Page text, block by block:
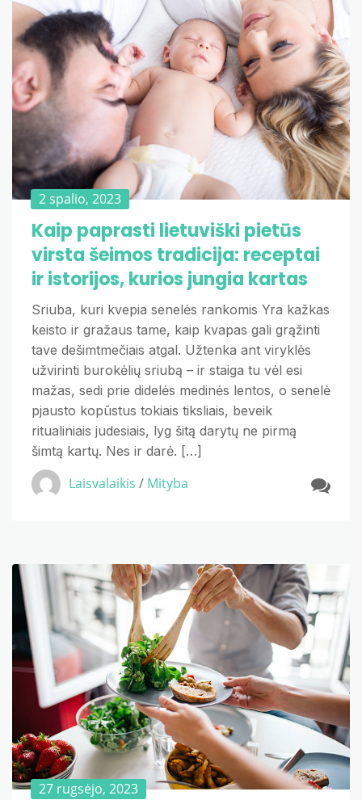
2 spalio, 2023
Kaip paprasti lietuviški pietūs
virsta šeimos tradicija: receptai
ir istorijos, kurios jungia kartas
Sriuba, kuri kvepia senelės rankomis Yra kažkas
keisto ir gražaus tame, kaip kvapas gali grąžinti
tave dešimtmečiais atgal. Užtenka ant viryklės
užvirinti burokėlių sriubą – ir staiga tu vėl esi
mažas, sedi prie didelės medinės lentos, o senelė
pjausto kopūstus tokiais tiksliais, beveik
ritualiniais judesiais, lyg šitą darytų ne pirmą
šimtą kartų. Nes ir darė. […]
Laisvalaikis / Mityba
27 rugsėjo, 2023